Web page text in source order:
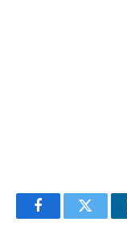
FacebookTwitter